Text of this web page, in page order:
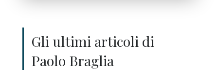
Gli ultimi articoli di
Paolo Braglia